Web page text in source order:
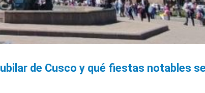
de Cusco y qué fiestas notables